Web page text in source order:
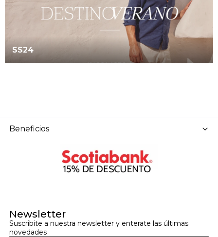
SS24
Newsletter
Suscribite a nuestra newsletter y enterate las últimas
novedades
Beneficios